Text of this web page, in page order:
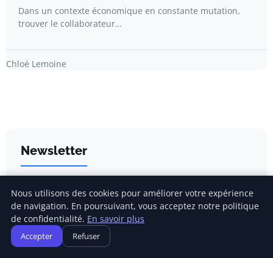
Dans un contexte économique en constante mutation,
trouver le collaborateur…
Chloé Lemoine
Newsletter
directement dans votre boîte mail.
Nous utilisons des cookies pour améliorer votre expérience
de navigation. En poursuivant, vous acceptez notre politique
de confidentialité. En savoir plus
Accepter Refuser